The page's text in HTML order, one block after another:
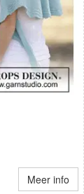
Meer info